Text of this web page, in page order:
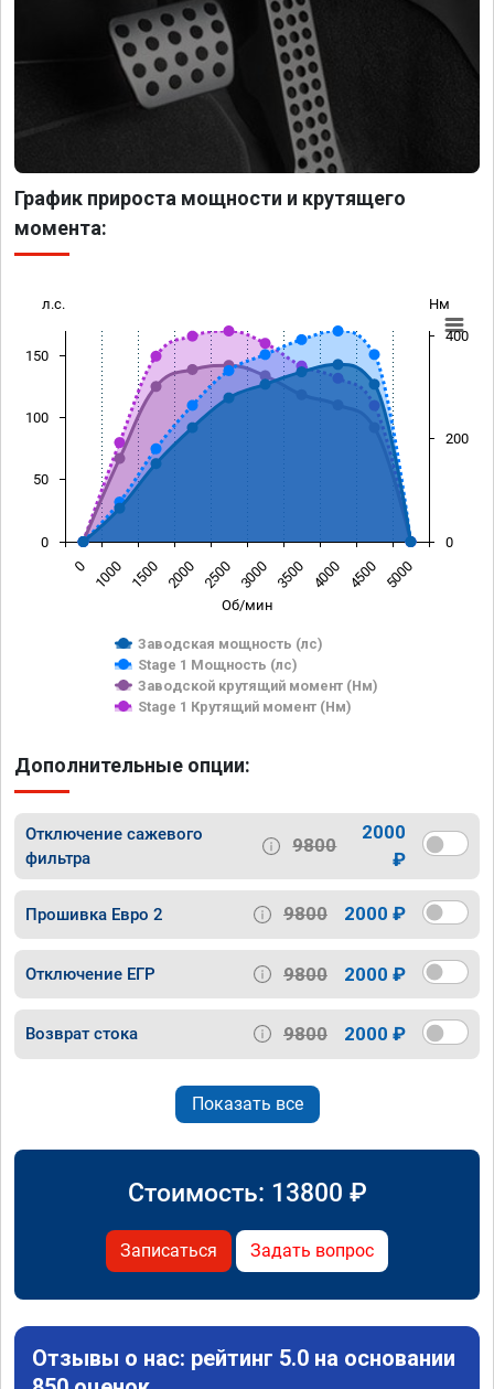
График прироста мощности и крутящего
момента:
Об/мин
л.с. Нм
Заводская мощность (лс)
Stage 1 Мощность (лс)
Заводской крутящий момент (Нм)
Stage 1 Крутящий момент (Нм)
0 1000 1500 2000 2500 3000 3500 4000 4500 5000
0
50
100
150
0
200
400
Дополнительные опции:
Отключение сажевого
фильтра
9800
2000
₽
Прошивка Евро 2 9800 2000 ₽
Отключение ЕГР 9800 2000 ₽
Возврат стока 9800 2000 ₽
Показать все
Стоимость: 13800 ₽
Записаться Задать вопрос
Отзывы о нас: рейтинг 5.0 на основании